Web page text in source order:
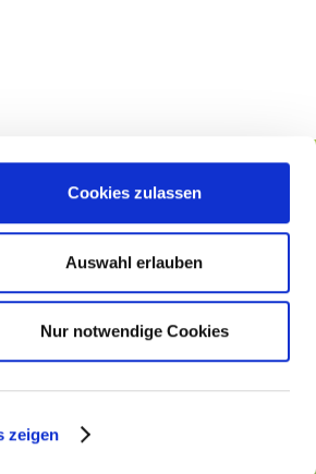
zeigen
Cookies zulassen
Auswahl erlauben
Nur notwendige Cookies